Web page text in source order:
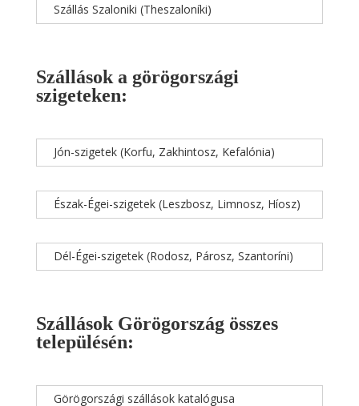
Szállás Szaloniki (Theszaloníki)
Szállások a görögországi
szigeteken:
Jón-szigetek (Korfu, Zakhintosz, Kefalónia)
Észak-Égei-szigetek (Leszbosz, Limnosz, Híosz)
Dél-Égei-szigetek (Rodosz, Párosz, Szantoríni)
Szállások Görögország összes
településén:
Görögországi szállások katalógusa